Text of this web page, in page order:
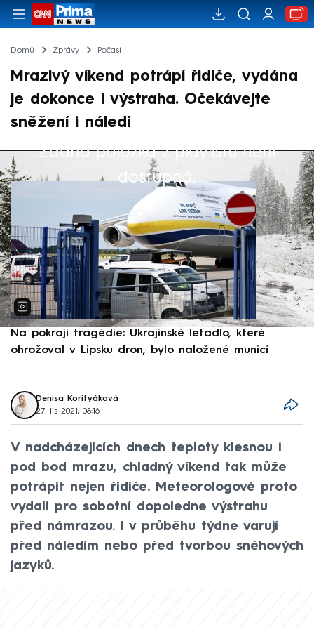
Domů Zprávy Počasí
Mrazivý víkend potrápí řidiče, vydána
je dokonce i výstraha. Očekávejte
sněžení i náledí
Žádná položka z playlistu není
dostupná.
Výběr redakce
Na pokraji tragédie: Ukrajinské letadlo, které
ohrožoval v Lipsku dron, bylo naložené municí
Denisa Korityáková
27. lis 2021, 08:16
V nadcházejících dnech teploty klesnou i
pod bod mrazu, chladný víkend tak může
potrápit nejen řidiče. Meteorologové proto
vydali pro sobotní dopoledne výstrahu
před námrazou. I v průběhu týdne varují
před náledím nebo před tvorbou sněhových
jazyků.